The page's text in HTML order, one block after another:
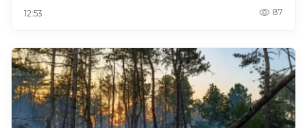
12:53 87